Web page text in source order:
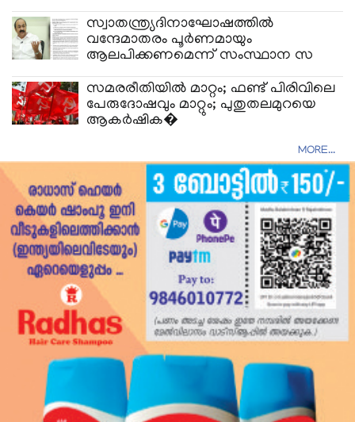
സ്വാതന്ത്ര്യദിനാഘോഷത്തിൽ
വന്ദേമാതരം പൂർണമായും
ആലപിക്കണമെന്ന് സംസ്ഥാന സ
സമരരീതിയിൽ മാറ്റം; ഫണ്ട് പിരിവിലെ
പേരുദോഷവും മാറ്റും; പുതുതലമുറയെ
ആകർഷിക�
MORE...